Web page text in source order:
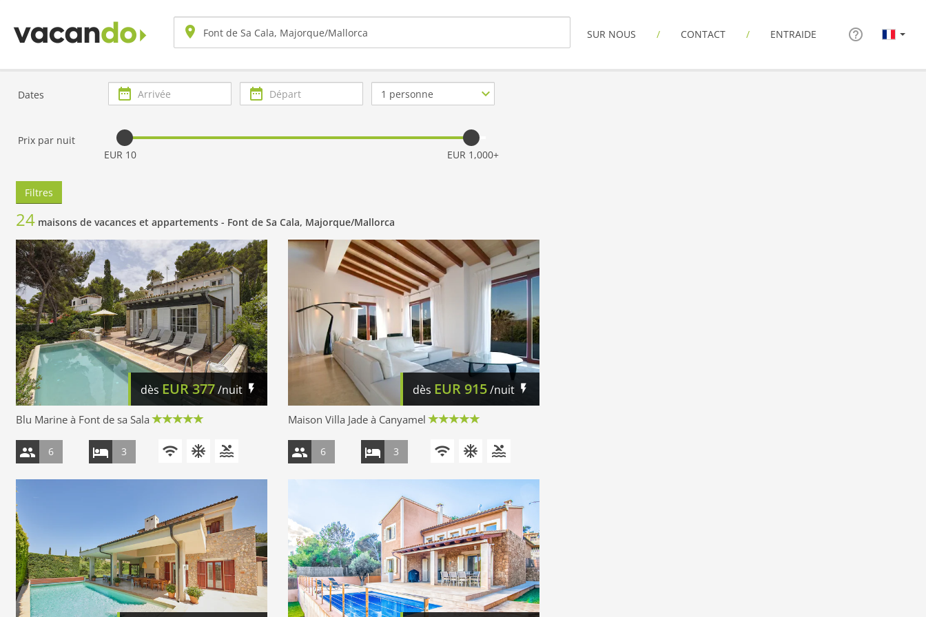
SUR NOUS CONTACT ENTRAIDE
Dates Arrivée Départ
Nb.
de
Prix par nuit
EUR 10
EUR 1,000+
Filtres
24 maisons de vacances et appartements - Font de Sa Cala, Majorque/Mallorca
dès EUR377/nuit
Blu Marine à Font de sa Sala
6 3
dès EUR 915/nuit
Maison Villa Jade à Canyamel
6 3